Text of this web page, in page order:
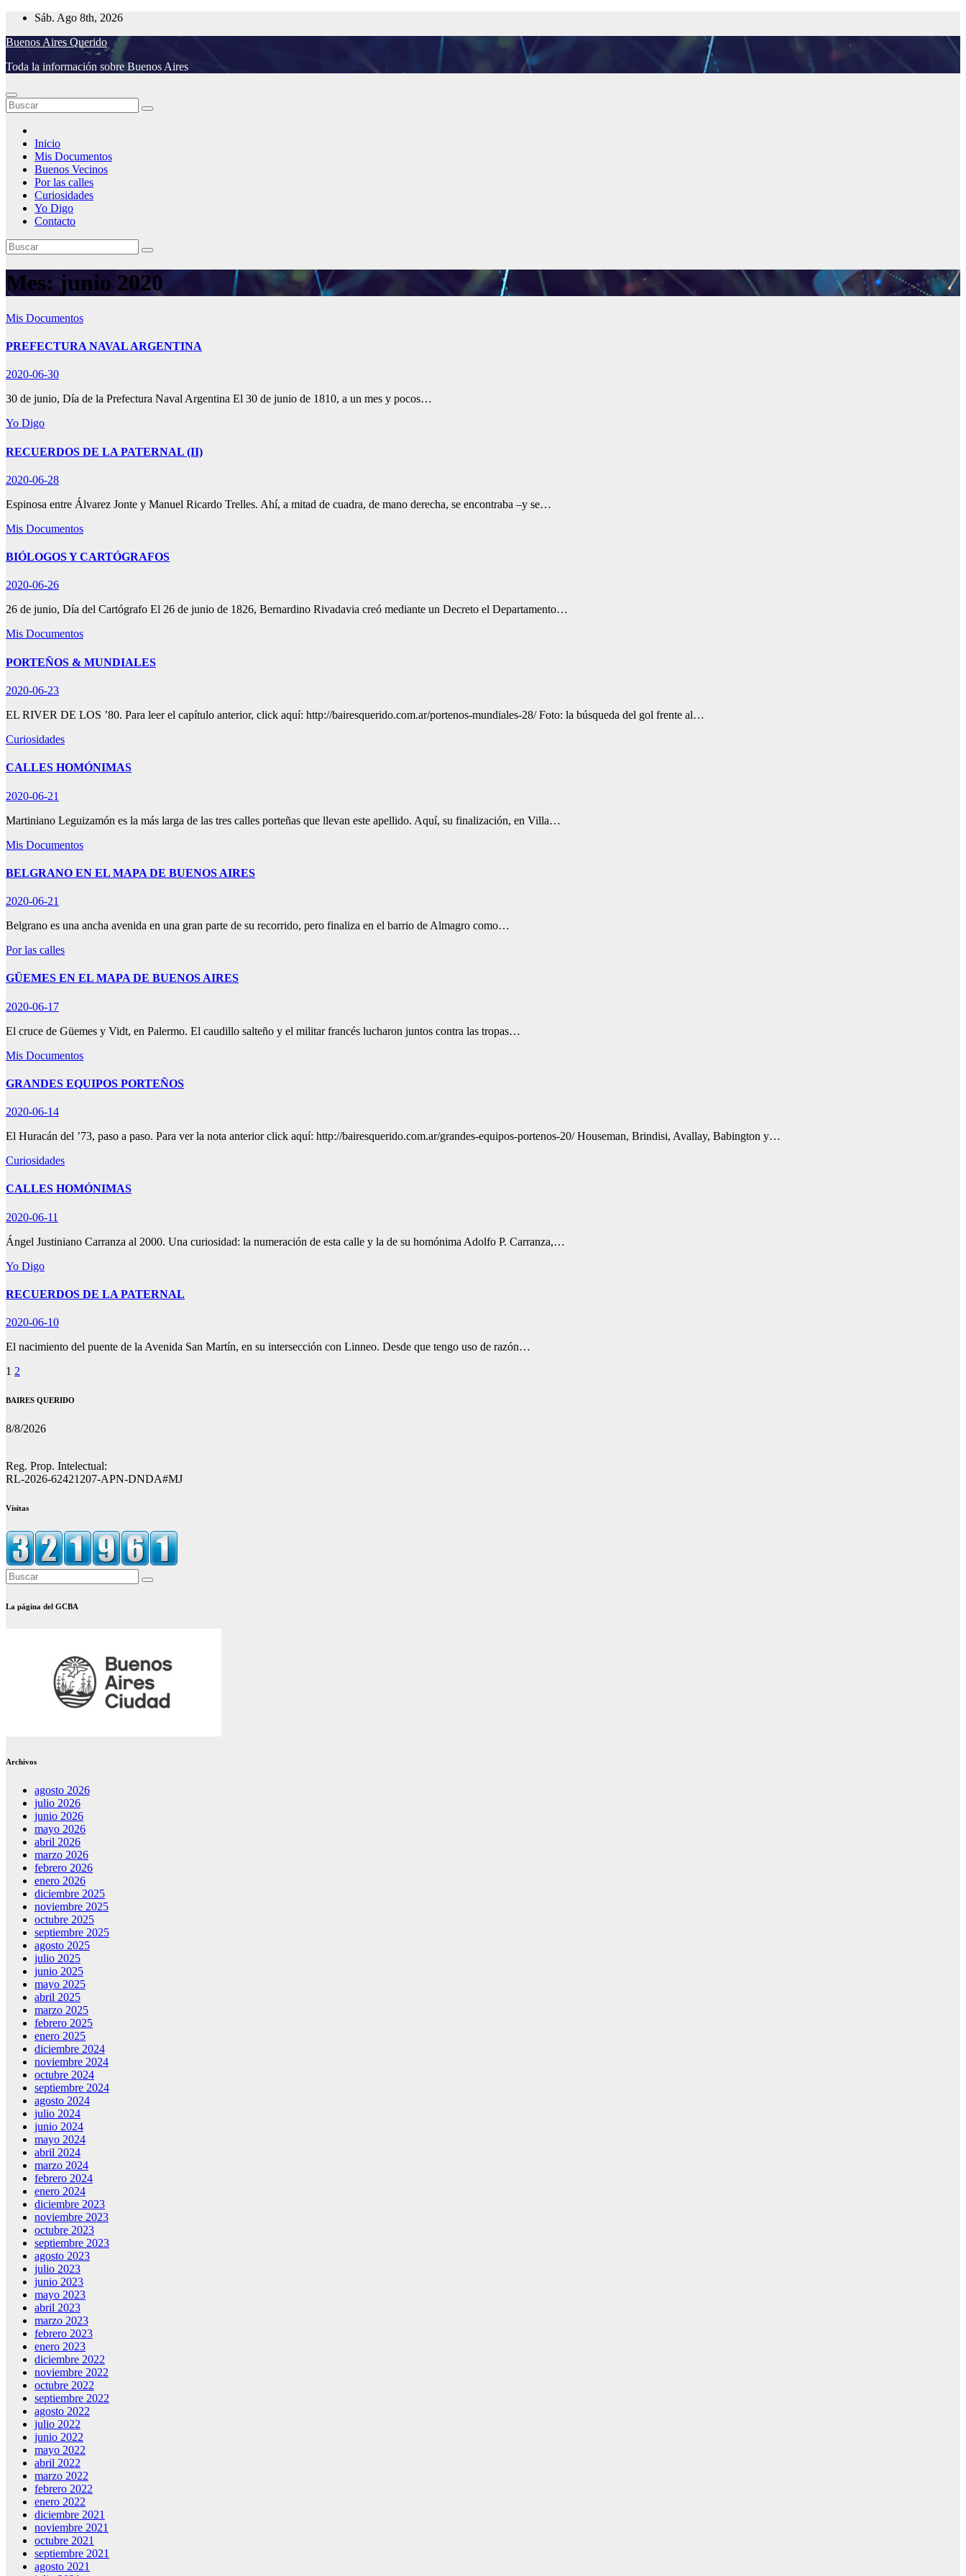
Saltar
contenido
Sáb. Ago 8th, 2026
Buenos Aires Querido
Toda la información sobre Buenos Aires
Inicio
Mis Documentos
Buenos Vecinos
Por las calles
Curiosidades
Yo Digo
Contacto
Mes: junio 2020
Mis Documentos
PREFECTURA NAVAL ARGENTINA
2020-06-30
30 de junio, Día de la Prefectura Naval Argentina El 30 de junio de 1810, a un mes y pocos…
Yo Digo
RECUERDOS DE LA PATERNAL (II)
2020-06-28
Espinosa entre Álvarez Jonte y Manuel Ricardo Trelles. Ahí, a mitad de cuadra, de mano derecha, se encontraba –y se…
Mis Documentos
BIÓLOGOS Y CARTÓGRAFOS
2020-06-26
26 de junio, Día del Cartógrafo El 26 de junio de 1826, Bernardino Rivadavia creó mediante un Decreto el Departamento…
Mis Documentos
PORTEÑOS & MUNDIALES
2020-06-23
EL RIVER DE LOS ’80. Para leer el capítulo anterior, click aquí: http://bairesquerido.com.ar/portenos-mundiales-28/ Foto: la búsqueda del gol frente al…
Curiosidades
CALLES HOMÓNIMAS
2020-06-21
Martiniano Leguizamón es la más larga de las tres calles porteñas que llevan este apellido. Aquí, su finalización, en Villa…
Mis Documentos
BELGRANO EN EL MAPA DE BUENOS AIRES
2020-06-21
Belgrano es una ancha avenida en una gran parte de su recorrido, pero finaliza en el barrio de Almagro como…
Por las calles
GÜEMES EN EL MAPA DE BUENOS AIRES
2020-06-17
El cruce de Güemes y Vidt, en Palermo. El caudillo salteño y el militar francés lucharon juntos contra las tropas…
Mis Documentos
GRANDES EQUIPOS PORTEÑOS
2020-06-14
El Huracán del ’73, paso a paso. Para ver la nota anterior click aquí: http://bairesquerido.com.ar/grandes-equipos-portenos-20/ Houseman, Brindisi, Avallay, Babington y…
Curiosidades
CALLES HOMÓNIMAS
2020-06-11
Ángel Justiniano Carranza al 2000. Una curiosidad: la numeración de esta calle y la de su homónima Adolfo P. Carranza,…
Yo Digo
RECUERDOS DE LA PATERNAL
2020-06-10
El nacimiento del puente de la Avenida San Martín, en su intersección con Linneo. Desde que tengo uso de razón…
Paginación
de
1 2
BAIRES QUERIDO
8/8/2026
Reg. Prop. Intelectual:
RL-2026-62421207-APN-DNDA#MJ
Visitas
La página del GCBA
Archivos
agosto 2026
julio 2026
junio 2026
mayo 2026
abril 2026
marzo 2026
febrero 2026
enero 2026
diciembre 2025
noviembre 2025
octubre 2025
septiembre 2025
agosto 2025
julio 2025
junio 2025
mayo 2025
abril 2025
marzo 2025
febrero 2025
enero 2025
diciembre 2024
noviembre 2024
octubre 2024
septiembre 2024
agosto 2024
julio 2024
junio 2024
mayo 2024
abril 2024
marzo 2024
febrero 2024
enero 2024
diciembre 2023
noviembre 2023
octubre 2023
septiembre 2023
agosto 2023
julio 2023
junio 2023
mayo 2023
abril 2023
marzo 2023
febrero 2023
enero 2023
diciembre 2022
noviembre 2022
octubre 2022
septiembre 2022
agosto 2022
julio 2022
junio 2022
mayo 2022
abril 2022
marzo 2022
febrero 2022
enero 2022
diciembre 2021
noviembre 2021
octubre 2021
septiembre 2021
agosto 2021